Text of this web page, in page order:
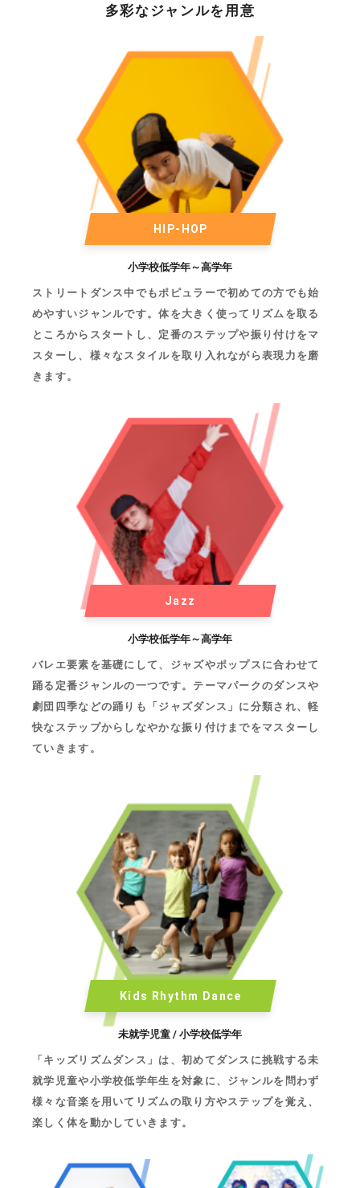
多彩なジャンルを用意
HIP-HOP
小学校低学年～高学年
ストリートダンス中でもポピュラーで初めての方でも始
めやすいジャンルです。体を大きく使ってリズムを取る
ところからスタートし、定番のステップや振り付けをマ
スターし、様々なスタイルを取り入れながら表現力を磨
きます。
小学校低学年～高学年
バレエ要素を基礎にして、ジャズやポップスに合わせて
踊る定番ジャンルの一つです。テーマパークのダンスや
劇団四季などの踊りも「ジャズダンス」に分類され、軽
快なステップからしなやかな振り付けまでをマスターし
ていきます。
Jazz
Kids Rhythm Dance
未就学児童 / 小学校低学年
「キッズリズムダンス」は、初めてダンスに挑戦する未
就学児童や小学校低学年生を対象に、ジャンルを問わず
様々な音楽を用いてリズムの取り方やステップを覚え、
楽しく体を動かしていきます。